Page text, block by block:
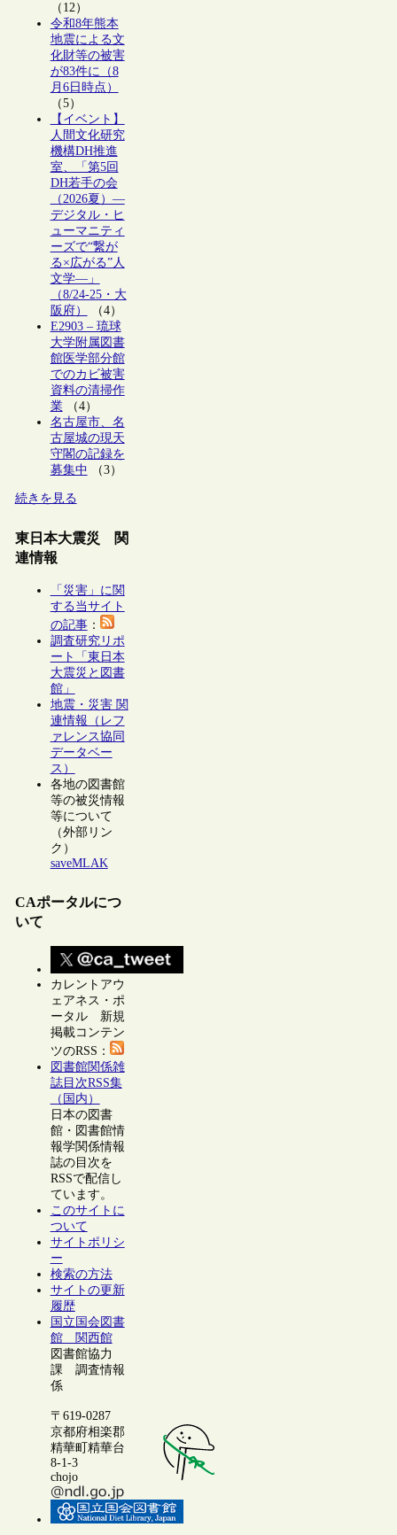
（12）
令和8年熊本
地震による文
化財等の被害
が83件に（8
月6日時点）
（5）
【イベント】
人間文化研究
機構DH推進
室、「第5回
DH若手の会
（2026夏）―
デジタル・ヒ
ューマニティ
ーズで“繋が
る×広がる”人
文学―」
（8/24-25・大
阪府）
（4）
E2903 – 琉球
大学附属図書
館医学部分館
でのカビ被害
資料の清掃作
業（4）
名古屋市、名
古屋城の現天
守閣の記録を
募集中 （3）
続きを見る
東日本大震災 関
連情報
「災害」に関
する当サイト
の記事：
調査研究リポ
ート「東日本
大震災と図書
館」
地震・災害 関
連情報（レフ
ァレンス協同
データベー
ス）
各地の図書館
等の被災情報
等について
（外部リン
ク）
saveMLAK
CAポータルにつ
いて
カレントアウ
ェアネス・ポ
ータル 新規
掲載コンテン
ツのRSS：
図書館関係雑
誌目次RSS集
（国内）
日本の図書
館・図書館情
報学関係情報
誌の目次を
RSSで配信し
ています。
このサイトに
ついて
サイトポリシ
ー
検索の方法
サイトの更新
履歴
国立国会図書
館 関西館
図書館協力
課 調査情報
係
〒619-0287
京都府相楽郡
精華町精華台
8-1-3
chojo